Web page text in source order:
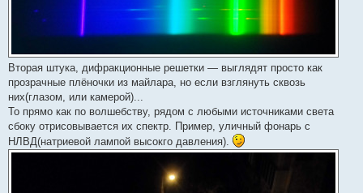
Вторая штука, дифракционные решетки — выглядят просто как
прозрачные плёночки из майлара, но если взглянуть сквозь
них(глазом, или камерой)...
То прямо как по волшебству, рядом с любыми источниками света
сбоку отрисовывается их спектр. Пример, уличный фонарь с
НЛВД(натриевой лампой высокго давления).